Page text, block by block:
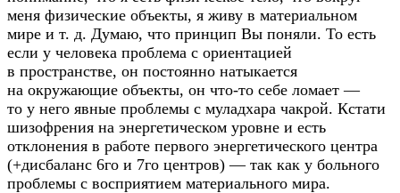
меня физические объекты, я живу в материальном
мире и т. д. Думаю, что принцип Вы поняли. То есть
если у человека проблема с ориентацией
в пространстве, он постоянно натыкается
на окружающие объекты, он что-то себе ломает —
то у него явные проблемы с муладхара чакрой. Кстати
шизофрения на энергетическом уровне и есть
отклонения в работе первого энергетического центра
(+дисбаланс 6го и 7го центров) — так как у больного
проблемы с восприятием материального мира.